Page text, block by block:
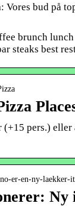
Vores bud på
brunch
steaks best
(+15 pers.)
er-en-ny-laekker-
Ny